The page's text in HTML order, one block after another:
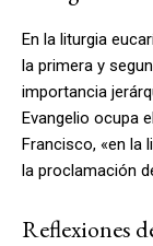
En la liturgia
la primera y
importancia
Evangelio ocupa
Francisco, «en la
la proclamación
Reflexiones